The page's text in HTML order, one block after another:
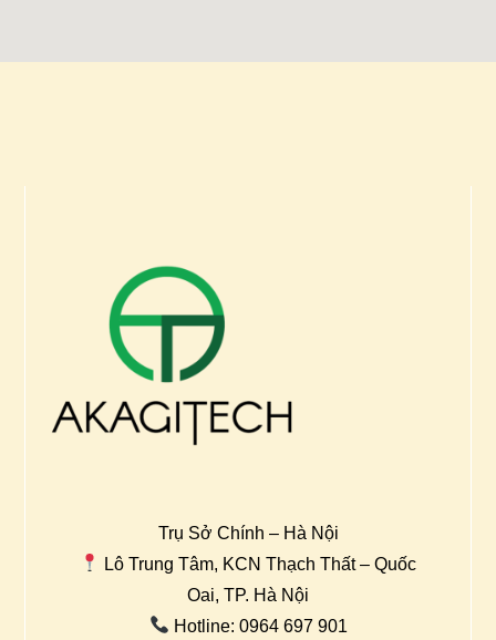
Trụ Sở Chính – Hà Nội
Lô Trung Tâm, KCN Thạch Thất – Quốc
Oai, TP. Hà Nội
Hotline: 0964 697 901